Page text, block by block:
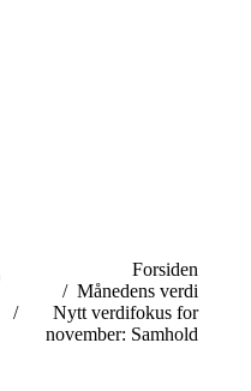
Forsiden
Månedens verdi
Nytt verdifokus for
november: Samhold